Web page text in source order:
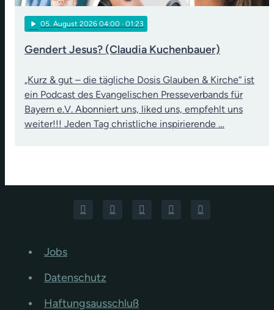
play_arrow 05. August 2026 04:00 · 01:23
Gendert Jesus? (Claudia Kuchenbauer)
„Kurz & gut – die tägliche Dosis Glauben & Kirche“ ist
ein Podcast des Evangelischen Presseverbands für
Bayern e.V. Abonniert uns, liked uns, empfehlt uns
weiter!!! Jeden Tag christliche inspirierende …
Jobs
Datenschutz
Haftungsausschluß